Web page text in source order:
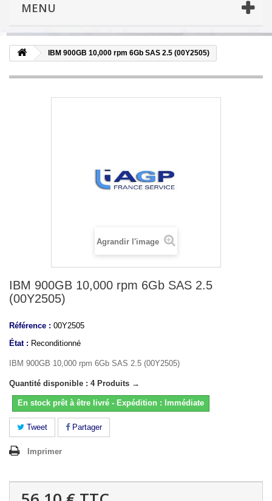
MENU
IBM 900GB 10,000 rpm 6Gb SAS 2.5 (00Y2505)
Agrandir l'image
IBM 900GB 10,000 rpm 6Gb SAS 2.5
(00Y2505)
Référence : 00Y2505
État : Reconditionné
IBM 900GB 10,000 rpm 6Gb SAS 2.5 (00Y2505)
Quantité disponible : 4 Produits →
En stock prêt à être livré - Expédition : Immédiate
Tweet Partager
Imprimer